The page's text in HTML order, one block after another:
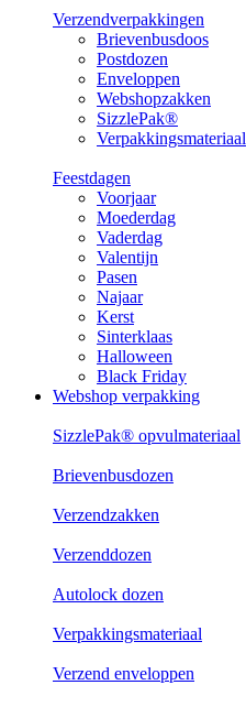
Verzendverpakkingen
Brievenbusdoos
Postdozen
Enveloppen
Webshopzakken
SizzlePak®
Verpakkingsmateriaal
Feestdagen
Voorjaar
Moederdag
Vaderdag
Valentijn
Pasen
Najaar
Kerst
Sinterklaas
Halloween
Black Friday
Webshop verpakking
SizzlePak® opvulmateriaal
Brievenbusdozen
Verzendzakken
Verzenddozen
Autolock dozen
Verpakkingsmateriaal
Verzend enveloppen